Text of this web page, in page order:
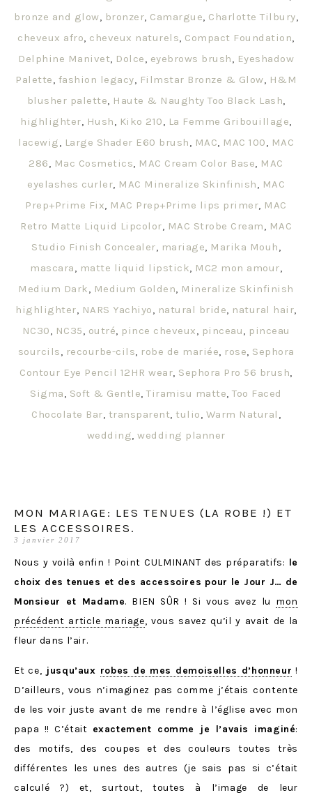
bronze and glow, bronzer, Camargue, Charlotte Tilbury,
cheveux afro, cheveux naturels, Compact Foundation,
Delphine Manivet, Dolce, eyebrows brush, Eyeshadow
Palette, fashion legacy, Filmstar Bronze & Glow, H&M
blusher palette, Haute & Naughty Too Black Lash,
highlighter, Hush, Kiko 210, La Femme Gribouillage,
lacewig, Large Shader E60 brush, MAC, MAC 100, MAC
286, Mac Cosmetics, MAC Cream Color Base, MAC
eyelashes curler, MAC Mineralize Skinfinish, MAC
Prep+Prime Fix, MAC Prep+Prime lips primer, MAC
Retro Matte Liquid Lipcolor, MAC Strobe Cream, MAC
Studio Finish Concealer, mariage, Marika Mouh,
mascara, matte liquid lipstick, MC2 mon amour,
Medium Dark, Medium Golden, Mineralize Skinfinish
highlighter, NARS Yachiyo, natural bride, natural hair,
NC30, NC35, outré, pince cheveux, pinceau, pinceau
sourcils, recourbe-cils, robe de mariée, rose, Sephora
Contour Eye Pencil 12HR wear, Sephora Pro 56 brush,
Sigma, Soft & Gentle,Tiramisu matte,Too Faced
Chocolate Bar, transparent, tulio, Warm Natural ,
wedding, wedding planner
MON MARIAGE: LES TENUES (LA ROBE !) ET
LES ACCESSOIRES.
3 janvier 2017
Nous y voilà enfin ! Point CULMINANT des préparatifs: le
choix des tenues et des accessoires pour le Jour J… de
Monsieur et Madame. BIEN SÛR ! Si vous avez lu mon
précédent article mariage, vous savez qu’il y avait de la
fleur dans l’air.
Et ce, jusqu’aux robes de mes demoiselles d’honneur !
D’ailleurs, vous n’imaginez pas comme j’étais contente
de les voir juste avant de me rendre à l’église avec mon
papa !! C’était exactement comme je l’avais imaginé:
des motifs, des coupes et des couleurs toutes très
différentes les unes des autres (je sais pas si c’était
calculé ?) et, surtout, toutes à l’image de leur